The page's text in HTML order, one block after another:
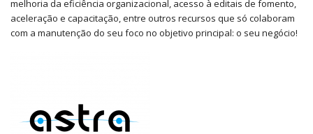
melhoria da eficiência organizacional, acesso à editais de fomento,
aceleração e capacitação, entre outros recursos que só colaboram
com a manutenção do seu foco no objetivo principal: o seu negócio!